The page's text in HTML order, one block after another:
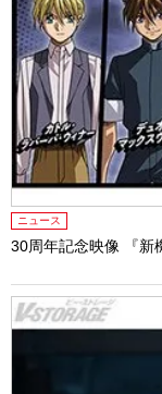
ニュース
30周年記念映像 『新